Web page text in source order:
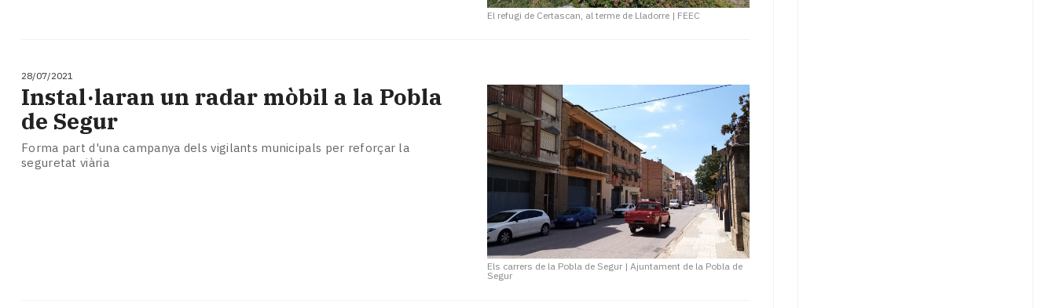
El refugi de Certascan, al terme de Lladorre | FEEC
28/07/2021
Els carrers de la Pobla de Segur |Ajuntament de la Pobla de
Segur
Instal·laran un radar mòbil a la Pobla
de Segur
Forma part d'una campanya dels vigilants municipals per reforçar la
seguretat viària